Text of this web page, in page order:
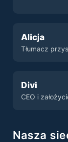
Alicja
Tłumacz
Divi
CEO i
Nasza